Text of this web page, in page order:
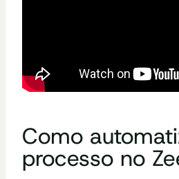
Como
processo no